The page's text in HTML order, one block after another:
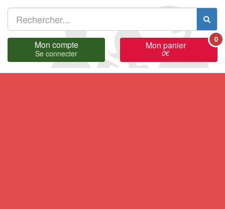
Mon compte
Se connecter
Mon panier
0€
0